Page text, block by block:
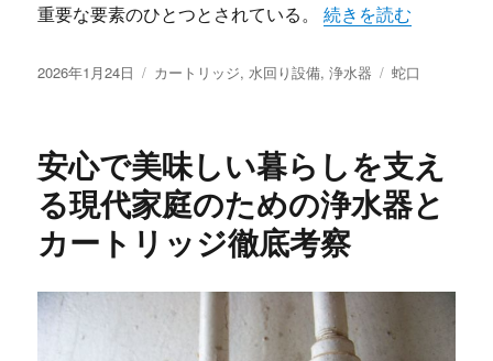
重要な要素のひとつとされている。“安全で快適な暮ら
続きを読む
投
2026年1月24日
カ
ー
カートリッジ,水回り設備,浄水器
タ
蛇口
安心で美味しい暮らしを支え
る現代家庭のための浄水器と
カートリッジ徹底考察